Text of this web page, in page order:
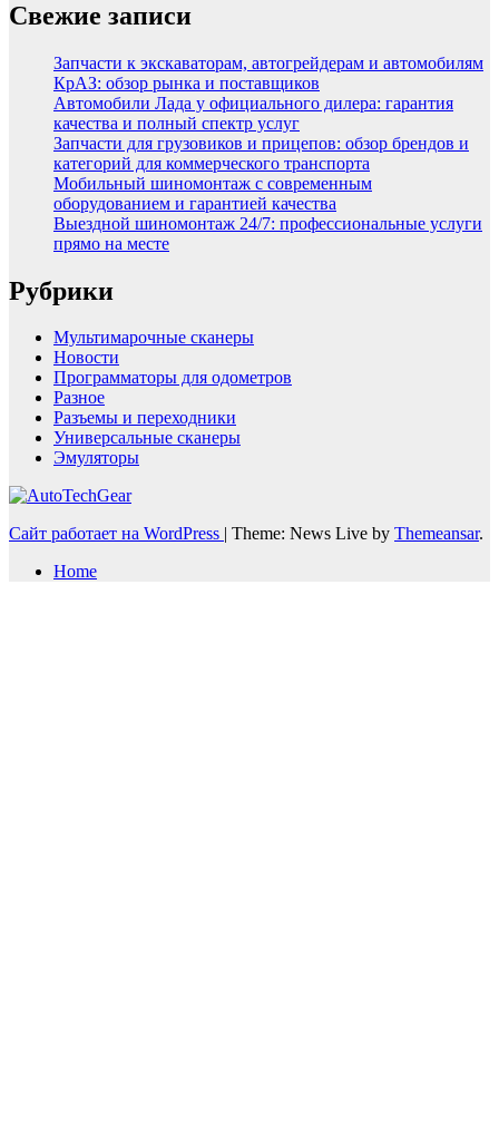
Свежие записи
Запчасти к экскаваторам, автогрейдерам и автомобилям
КрАЗ: обзор рынка и поставщиков
Автомобили Лада у официального дилера: гарантия
качества и полный спектр услуг
Запчасти для грузовиков и прицепов: обзор брендов и
категорий для коммерческого транспорта
Мобильный шиномонтаж с современным
оборудованием и гарантией качества
Выездной шиномонтаж 24/7: профессиональные услуги
прямо на месте
Рубрики
Мультимарочные сканеры
Новости
Программаторы для одометров
Разное
Разъемы и переходники
Универсальные сканеры
Эмуляторы
Сайт работает на WordPress | Theme: News Live by Themeansar.
Home